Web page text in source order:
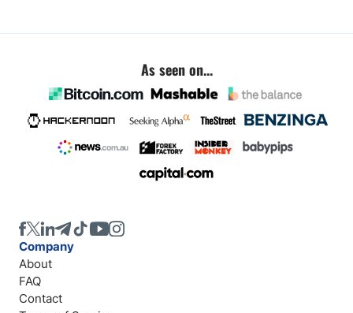
As seen on...
Company
About
FAQ
Contact